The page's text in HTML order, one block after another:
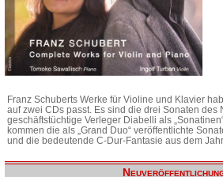
Franz Schuberts Werke für Violine und Klavier
auf zwei CDs passt. Es sind die drei Sonaten des
geschäftstüchtige Verleger Diabelli als
kommen die als „Grand Duo“ veröffentlichte
und die bedeutende C-Dur-Fantasie aus dem Jahr